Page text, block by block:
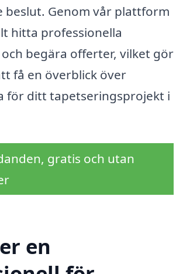
beslut. Genom vår plattform
hitta professionella
begära offerter, vilket gör
få en överblick över
för ditt tapetseringsprojekt i
gratis och utan
en